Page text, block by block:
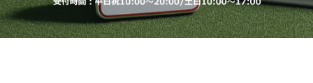
シングルを目指したい（中・上級者）